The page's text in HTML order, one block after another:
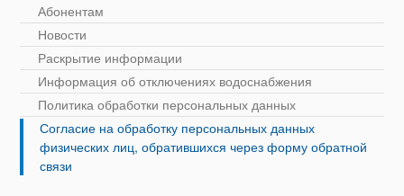
Абонентам
Новости
Раскрытие информации
Информация об отключениях водоснабжения
Политика обработки персональных данных
Согласие на обработку персональных данных
физических лиц, обратившихся через форму обратной
связи